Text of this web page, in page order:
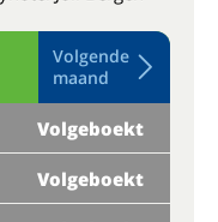
Volgende
maand
Volgeboekt
Volgeboekt